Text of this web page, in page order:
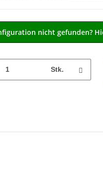
nicht gefunden?
Stk.